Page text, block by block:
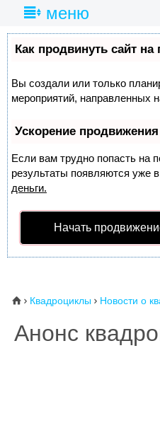
меню
Как продвинуть сайт
Вы создали или только
мероприятий, направленных
Ускорение продвижения
Если вам трудно попасть на
результаты появляются уже
деньги.
Начать
⌂  Квадроциклы  Новости о
Анонс